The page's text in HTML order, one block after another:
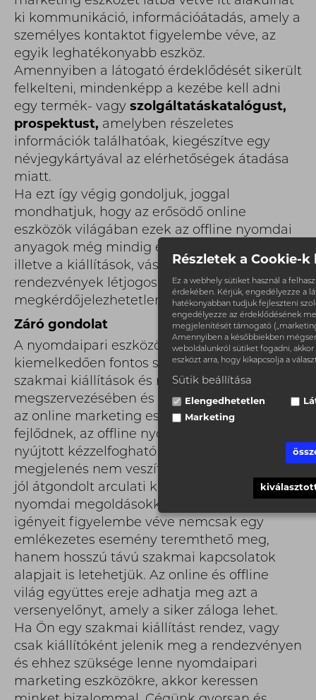
ki kommunikáció, információátadás, amely a
személyes kontaktot figyelembe véve, az
egyik leghatékonyabb eszköz.
Amennyiben a látogató érdeklődését sikerült
felkelteni, mindenképp a kezébe kell adni
egy termék- vagy szolgáltatáskatalógust,
prospektust, amelyben részeletes
információk találhatóak, kiegészítve egy
névjegykártyával az elérhetőségek átadása
miatt.
Ha ezt így végig gondoljuk, joggal
mondhatjuk, hogy az erősödő online
eszközök világában ezek az offline nyomdai
anyagok még mindig elengedhetetlenek,
illetve a kiállítások, vásárok, szakmai
rendezvények létjogosultsága
megkérdőjelezhetetlen
Záró gondolat
A nyomdaipari eszközök továbbra is
kiemelkedően fontos szerepet játszanak a
szakmai kiállítások és rendezvények sikeres
megszervezésében és lebonyolításában. Bár
az online marketing eszközei gyorsan
fejlődnek, az offline nyomtatott anyagok által
nyújtott kézzelfogható élmény és vizuális
megjelenés nem veszíti el jelentőségét. Egy
jól átgondolt arculati koncepcióval, kreatív
nyomdai megoldásokkal és a látogatók
igényeit figyelembe véve nemcsak egy
emlékezetes esemény teremthető meg,
hanem hosszú távú szakmai kapcsolatok
alapjait is letehetjük. Az online és offline
világ együttes ereje adhatja meg azt a
versenyelőnyt, amely a siker záloga lehet.
Ha Ön egy szakmai kiállítást rendez, vagy
csak kiállítóként jelenik meg a rendezvényen
és ehhez szüksége lenne nyomdaipari
marketing eszközökre, akkor keressen
Részletek a Cookie-k
Ez a webhely sütiket használ a
érdekében. Kérjük, engedélyezze a
hatékonyabban tudjuk fejleszteni
engedélyezze az érdeklődésének
megjelenítését támogató
Amennyiben a későbbiekben
weboldalunkról sütiket fogadni, akkor
eszközt arra, hogy kikapcsolja a
Sütik beállítása
Elengedhetetlen
Marketing